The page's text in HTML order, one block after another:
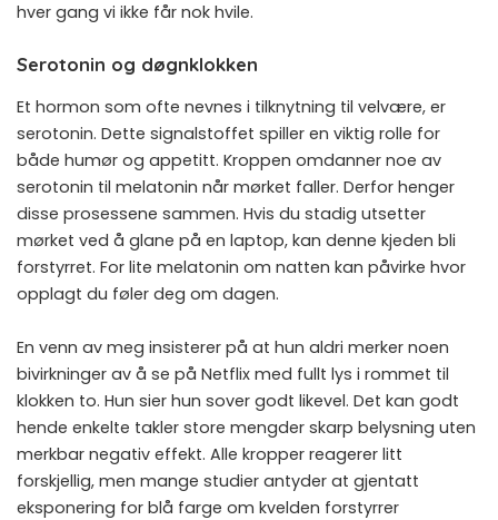
hver gang vi ikke får nok hvile.
Serotonin og døgnklokken
Et hormon som ofte nevnes i tilknytning til velvære, er
serotonin. Dette signalstoffet spiller en viktig rolle for
både humør og appetitt. Kroppen omdanner noe av
serotonin til melatonin når mørket faller. Derfor henger
disse prosessene sammen. Hvis du stadig utsetter
mørket ved å glane på en laptop, kan denne kjeden bli
forstyrret. For lite melatonin om natten kan påvirke hvor
opplagt du føler deg om dagen.
En venn av meg insisterer på at hun aldri merker noen
bivirkninger av å se på Netflix med fullt lys i rommet til
klokken to. Hun sier hun sover godt likevel. Det kan godt
hende enkelte takler store mengder skarp belysning uten
merkbar negativ effekt. Alle kropper reagerer litt
forskjellig, men mange studier antyder at gjentatt
eksponering for blå farge om kvelden forstyrrer